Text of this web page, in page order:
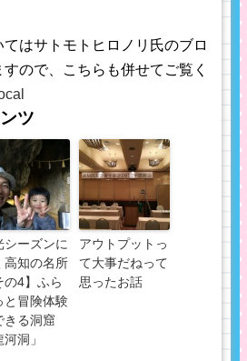
てはサトモトヒロノリ氏のブロ
ので、こちらも併せてご覧く
ツ
シーズンに
高知の名所
の4】ふら
と冒険体験
きる洞窟
河洞」
アウトプットっ
て大事だねって
思ったお話